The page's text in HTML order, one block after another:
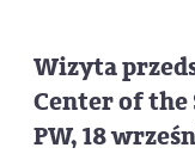
Wizyta
Center of the
PW, 18